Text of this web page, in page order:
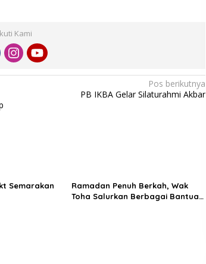
Kami
Pos berikutnya
PB IKBA Gelar Silaturahmi Akbar
Semarakan
Ramadan Penuh Berkah, Wak
Toha Salurkan Berbagai Bantuan